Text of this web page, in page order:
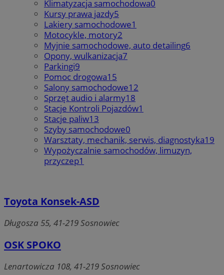
Klimatyzacja samochodowa0
Kursy prawa jazdy5
Lakiery samochodowe1
Motocykle, motory2
Myjnie samochodowe, auto detailing6
Opony, wulkanizacja7
Parkingi9
Pomoc drogowa15
Salony samochodowe12
Sprzęt audio i alarmy18
Stacje Kontroli Pojazdów1
Stacje paliw13
Szyby samochodowe0
Warsztaty, mechanik, serwis, diagnostyka19
Wypożyczalnie samochodów, limuzyn,
przyczep1
Toyota Konsek-ASD
Długosza 55, 41-219 Sosnowiec
OSK SPOKO
Lenartowicza 108, 41-219 Sosnowiec